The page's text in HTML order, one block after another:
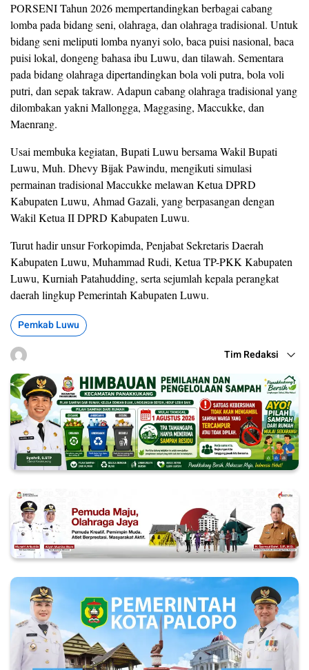
PORSENI Tahun 2026 mempertandingkan berbagai cabang
lomba pada bidang seni, olahraga, dan olahraga tradisional. Untuk
bidang seni meliputi lomba nyanyi solo, baca puisi nasional, baca
puisi lokal, dongeng bahasa ibu Luwu, dan tilawah. Sementara
pada bidang olahraga dipertandingkan bola voli putra, bola voli
putri, dan sepak takraw. Adapun cabang olahraga tradisional yang
dilombakan yakni Mallongga, Maggasing, Maccukke, dan
Maenrang.
Usai membuka kegiatan, Bupati Luwu bersama Wakil Bupati
Luwu, Muh. Dhevy Bijak Pawindu, mengikuti simulasi
permainan tradisional Maccukke melawan Ketua DPRD
Kabupaten Luwu, Ahmad Gazali, yang berpasangan dengan
Wakil Ketua II DPRD Kabupaten Luwu.
Turut hadir unsur Forkopimda, Penjabat Sekretaris Daerah
Kabupaten Luwu, Muhammad Rudi, Ketua TP-PKK Kabupaten
Luwu, Kurniah Patahudding, serta sejumlah kepala perangkat
daerah lingkup Pemerintah Kabupaten Luwu.
Pemkab Luwu
Tim Redaksi